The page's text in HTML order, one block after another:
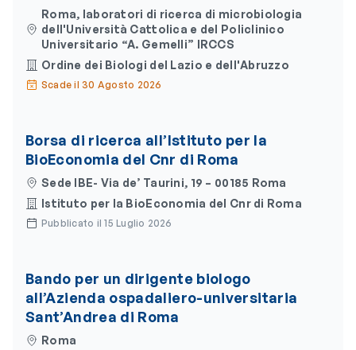
Roma, laboratori di ricerca di microbiologia
dell'Università Cattolica e del Policlinico
Universitario “A. Gemelli” IRCCS
Ordine dei Biologi del Lazio e dell'Abruzzo
Scade il 30 Agosto 2026
Borsa di ricerca all’Istituto per la
BioEconomia del Cnr di Roma
Sede IBE- Via de’ Taurini, 19 – 00185 Roma
Istituto per la BioEconomia del Cnr di Roma
Pubblicato il 15 Luglio 2026
Bando per un dirigente biologo
all’Azienda ospadaliero-universitaria
Sant’Andrea di Roma
Roma